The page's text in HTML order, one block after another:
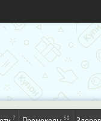
7 50